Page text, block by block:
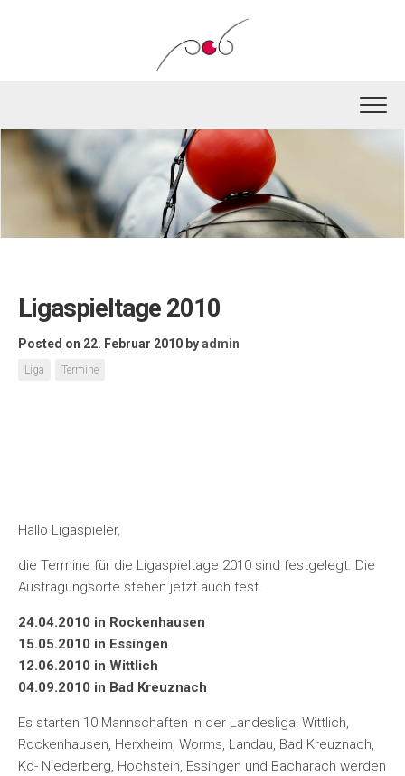
Ligaspieltage 2010
Posted on 22. Februar 2010 byadmin
Liga Termine
Hallo Ligaspieler,
die Termine für die Ligaspieltage 2010 sind festgelegt. Die
Austragungsorte stehen jetzt auch fest.
24.04.2010 in Rockenhausen
15.05.2010 in Essingen
12.06.2010 in Wittlich
04.09.2010 in Bad Kreuznach
Es starten 10 Mannschaften in der Landesliga: Wittlich,
Rockenhausen, Herxheim, Worms, Landau, Bad Kreuznach,
Ko- Niederberg, Hochstein, Essingen und Bacharach werden